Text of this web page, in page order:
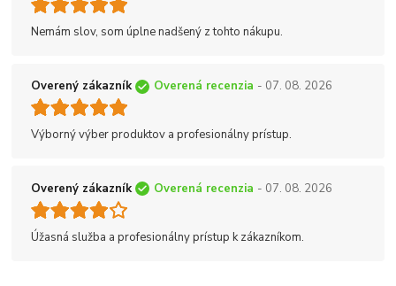
Nemám slov, som úplne nadšený z tohto nákupu.
Overený zákazník Overená recenzia - 07. 08. 2026
Výborný výber produktov a profesionálny prístup.
Overený zákazník Overená recenzia - 07. 08. 2026
Úžasná služba a profesionálny prístup k zákazníkom.